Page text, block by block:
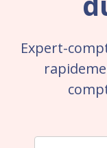
Expert-